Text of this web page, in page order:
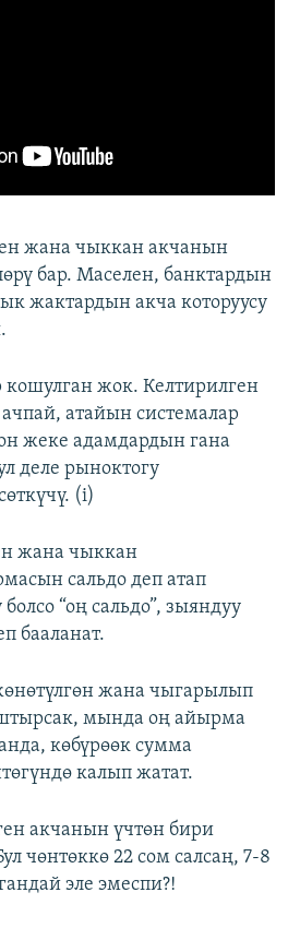
жана чыккан акчанын
бар. Маселен, банктардын
жактардын акча которуусу
кошулган жок. Келтирилген
атайын системалар
жеке адамдардын гана
деле рыноктогу
(i)
жана чыккан
сальдо деп атап
“оң сальдо”, зыяндуу
бааланат.
жана чыгарылып
мында оң айырма
көбүрөөк сумма
калып жатат.
акчанын үчтөн бири
чөнтөккө 22 сом салсаң, 7-8
эле эмеспи?!